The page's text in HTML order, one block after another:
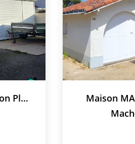
MACHECOUL SAINT MEME Maison Plain-Pied 2 Chambres
Maison